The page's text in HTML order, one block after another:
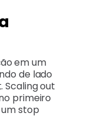
em um
de lado
Scaling out
primeiro
stop